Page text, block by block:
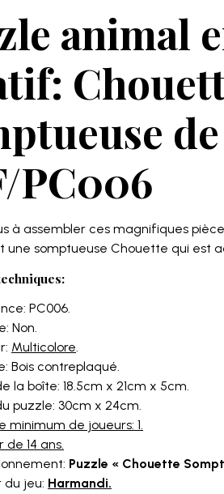
animal
de
PC006
à assembler ces magnifiques
une somptueuse Chouette qui est
PC006.
Non.
Multicolore.
Bois contreplaqué.
la boîte: 18.5cm x 21cm x 5cm.
puzzle: 30cm x 24cm.
minimum de joueurs: 1.
de 14 ans.
Puzzle « Chouette
du jeu: Harmandi.